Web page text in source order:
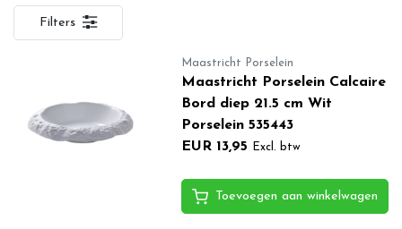
Filters
Maastricht Porselein
Maastricht Porselein Calcaire
Bord diep 21.5 cm Wit
Porselein 535443
EUR 13,95
Excl. btw
Toevoegen aan winkelwagen